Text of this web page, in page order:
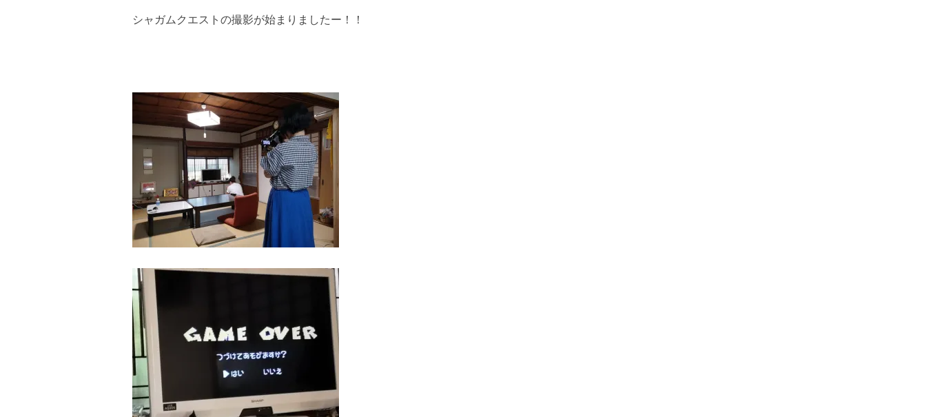
シャガムクエストの撮影が始まりましたー！！